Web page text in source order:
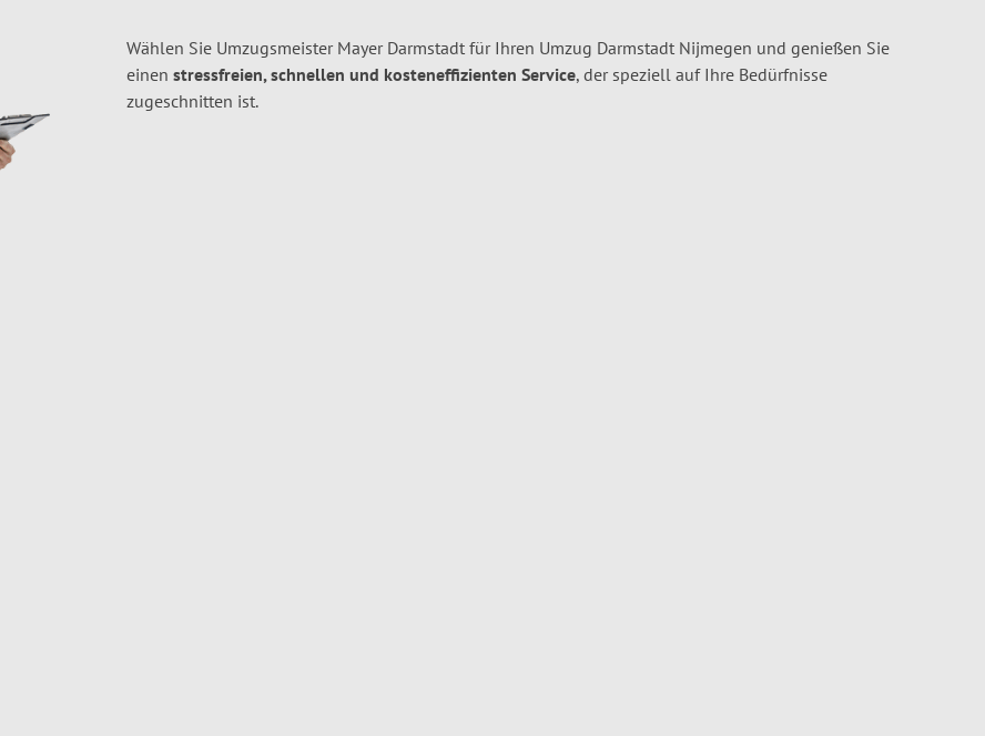
Wählen Sie Umzugsmeister Mayer Darmstadt für Ihren Umzug Darmstadt Nijmegen und genießen Sie
einen stressfreien, schnellen und kosteneffizienten Service, der speziell auf Ihre Bedürfnisse
zugeschnitten ist.